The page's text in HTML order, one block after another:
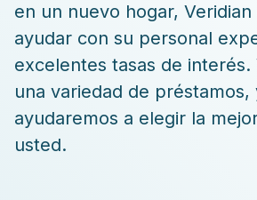
en un nuevo hogar,
ayudar con su personal
excelentes tasas de
una variedad de
ayudaremos a elegir la
usted.